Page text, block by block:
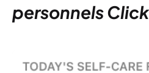
personnels